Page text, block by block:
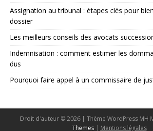
Assignation au tribunal : étapes clés pour
dossier
Les meilleurs conseils des avocats
Indemnisation : comment estimer les
dus
Pourquoi faire appel à un commissaire de
Droit d'auteur © 2026 | Thème WordPress MH
Themes | Mentions légales